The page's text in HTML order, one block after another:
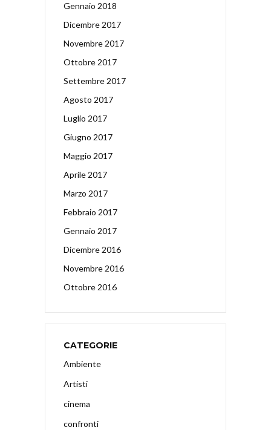
Gennaio 2018
Dicembre 2017
Novembre 2017
Ottobre 2017
Settembre 2017
Agosto 2017
Luglio 2017
Giugno 2017
Maggio 2017
Aprile 2017
Marzo 2017
Febbraio 2017
Gennaio 2017
Dicembre 2016
Novembre 2016
Ottobre 2016
CATEGORIE
Ambiente
Artisti
cinema
confronti